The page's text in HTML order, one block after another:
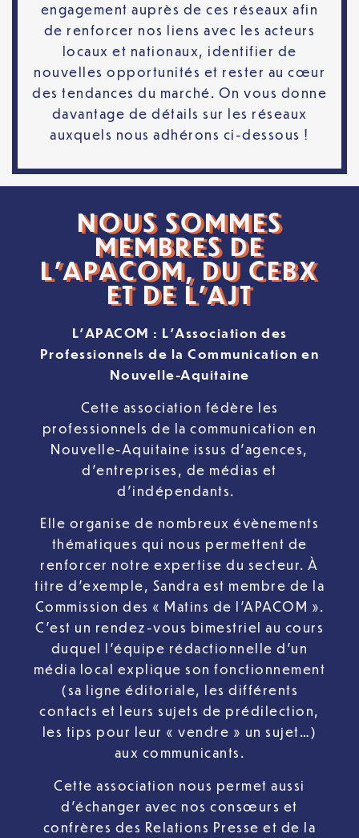
engagement auprès de ces réseaux afin
de renforcer nos liens avec les acteurs
locaux et nationaux, identifier de
nouvelles opportunités et rester au cœur
des tendances du marché. On vous donne
davantage de détails sur les réseaux
auxquels nous adhérons ci-dessous !
NOUS SOMMES
MEMBRES DE
L’APACOM, DU CEBX
ET DE L’AJT
L’APACOM : L’Association des
Professionnels de la Communication en
Nouvelle-Aquitaine
Cette association fédère les
professionnels de la communication en
Nouvelle-Aquitaine issus d’agences,
d’entreprises, de médias et
d’indépendants.
Elle organise de nombreux évènements
thématiques qui nous permettent de
renforcer notre expertise du secteur. À
titre d’exemple, Sandra est membre de la
Commission des « Matins de l’APACOM ».
C’est un rendez-vous bimestriel au cours
duquel l’équipe rédactionnelle d’un
média local explique son fonctionnement
(sa ligne éditoriale, les différents
contacts et leurs sujets de prédilection,
les tips pour leur « vendre » un sujet…)
aux communicants.
Cette association nous permet aussi
d’échanger avec nos consœurs et
confrères des Relations Presse et de la